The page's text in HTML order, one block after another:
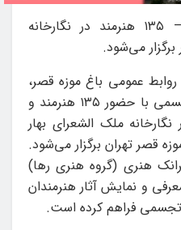
نمایشگاه گروهی ۱۳۵ اثر – ۱۳۵ هنرمند در نگارخانه
می‌شود.
روابط عمومی باغ موزه قصر،
نمایشگاه گروهی هنرهای تجسمی با حضور ۱۳۵ هنرمند و
در نگارخانه ملک الشعرای بهار
قصر تهران برگزار می‌شود.
هنری (گروه هنری رها)
و نمایش آثار هنرمندان
فراهم کرده است.